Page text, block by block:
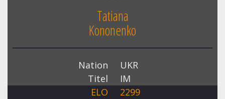
Tatiana
Kononenko
Nation
UKR
Titel
IM
ELO
2299